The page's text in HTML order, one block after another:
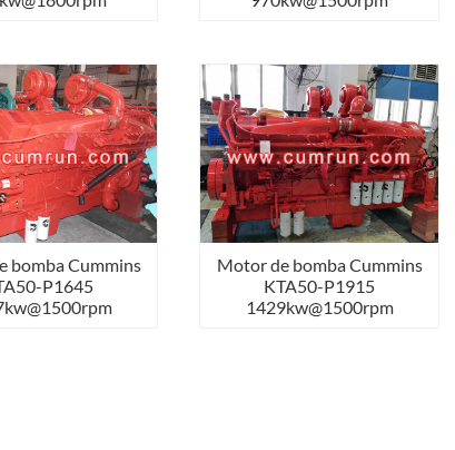
bomba Cummins
P1645
Motor de bomba Cummins
KTA50-P1915
1429kw@1500rpm